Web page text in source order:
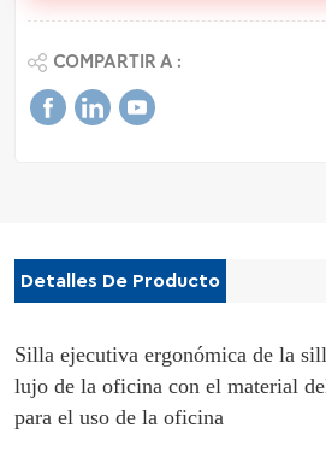
COMPARTIR A :
Detalles De Producto
Silla ejecutiva ergonómica de la
lujo de la oficina con el material
para el uso de la oficina